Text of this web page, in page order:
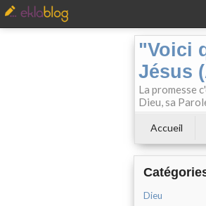
"Voici
Jésus
La promesse
Dieu, sa
Accueil
Dieu